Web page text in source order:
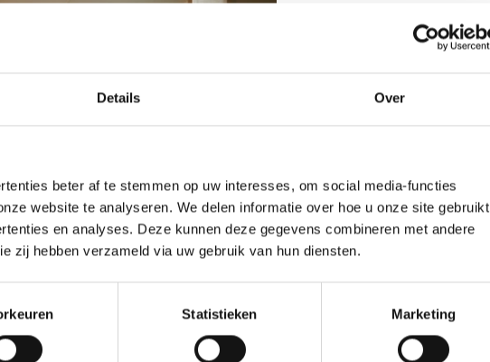
Details Over
beter af te stemmen op uw interesses, om social media-functies
website te analyseren. We delen informatie over hoe u onze site gebruikt
en analyses. Deze kunnen deze gegevens combineren met andere
zij hebben verzameld via uw gebruik van hun diensten.
Statistieken Marketing